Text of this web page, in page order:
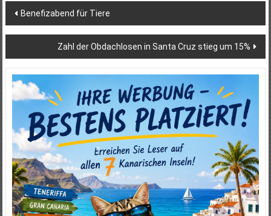
Beitragsnavigation
Benefizabend für Tiere
Zahl der Obdachlosen in Santa Cruz stieg um 15%